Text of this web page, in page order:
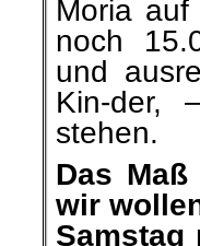
Moria
noch
und
Kin-der,
stehen.
Das
wir
Samstag